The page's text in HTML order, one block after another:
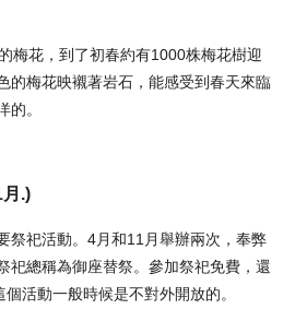
梅花，到了初春約有1000株梅花樹迎
的梅花映襯著岩石，能感受到春天來臨
的。
.)
祭祀活動。4月和11月舉辦兩次，奉弊
祀總稱為御座替祭。參加祭祀免費，還
活動一般時候是不對外開放的。